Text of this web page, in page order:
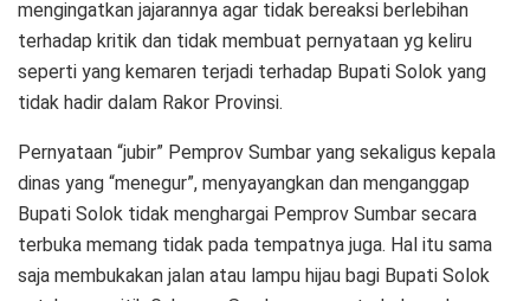
mengingatkan jajarannya agar tidak bereaksi berlebihan
terhadap kritik dan tidak membuat pernyataan yg keliru
seperti yang kemaren terjadi terhadap Bupati Solok yang
tidak hadir dalam Rakor Provinsi.
Pernyataan “jubir” Pemprov Sumbar yang sekaligus kepala
dinas yang “menegur”, menyayangkan dan menganggap
Bupati Solok tidak menghargai Pemprov Sumbar secara
terbuka memang tidak pada tempatnya juga. Hal itu sama
saja membukakan jalan atau lampu hijau bagi Bupati Solok